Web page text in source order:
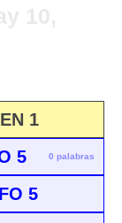
1
5
0 palabras
5